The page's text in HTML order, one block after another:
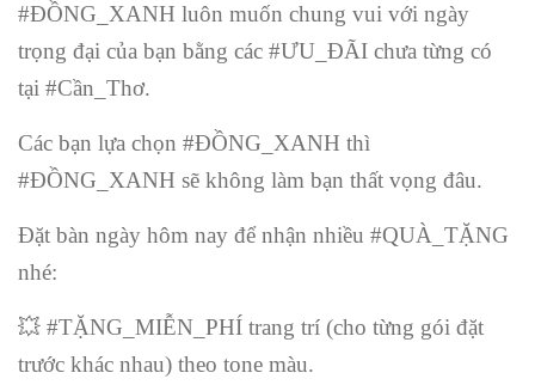
#ĐỒNG_XANH luôn muốn chung vui với ngày
trọng đại của bạn bằng các #ƯU_ĐÃI chưa từng có
tại #Cần_Thơ.
Các bạn lựa chọn #ĐỒNG_XANH thì
#ĐỒNG_XANH sẽ không làm bạn thất vọng đâu.
Đặt bàn ngày hôm nay để nhận nhiều #QUÀ_TẶNG
nhé:
💥 #TẶNG_MIỄN_PHÍ trang trí (cho từng gói đặt
trước khác nhau) theo tone màu.